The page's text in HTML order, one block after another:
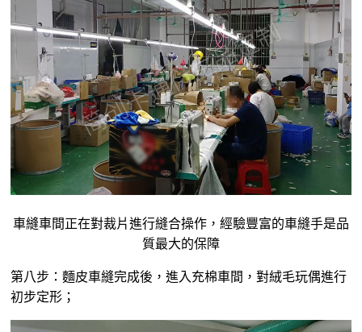
車縫車間正在對裁片進行縫合操作，經驗豐富的車縫手是品
質最大的保障
第八步：麵皮車縫完成後，進入充棉車間，對絨毛玩偶進行
初步定形；